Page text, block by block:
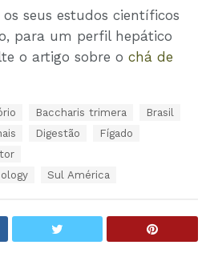
seus estudos científicos
para um perfil hepático
o artigo sobre o chá de
Baccharis trimera
Brasil
Digestão
Fígado
Sul América